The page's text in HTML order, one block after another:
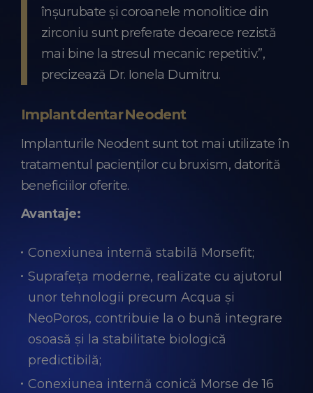
înșurubate și coroanele monolitice din
zirconiu sunt preferate deoarece rezistă
mai bine la stresul mecanic repetitiv.”,
precizează Dr. Ionela Dumitru.
Implant dentar Neodent
Implanturile Neodent sunt tot mai utilizate în
tratamentul pacienților cu bruxism, datorită
beneficiilor oferite.
Avantaje:
Conexiunea internă stabilă Morsefit;
Suprafeța moderne, realizate cu ajutorul
unor tehnologii precum Acqua și
NeoPoros, contribuie la o bună integrare
osoasă și la stabilitate biologică
predictibilă;
Conexiunea internă conică Morse de 16